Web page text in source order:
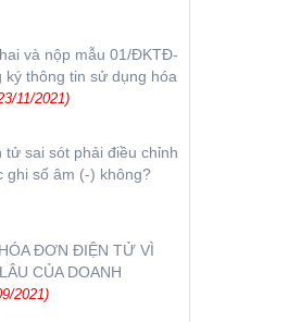
và nộp mẫu 01/ĐKTĐ-
thông tin sử dụng hóa
11/2021)
tử sai sót phải điều chỉnh
ghi số âm (-) không?
ĐƠN ĐIỆN TỬ VÌ
CỦA DOANH
2021)